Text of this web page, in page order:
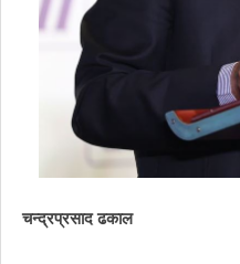
चन्द्रप्रसाद ढकाल